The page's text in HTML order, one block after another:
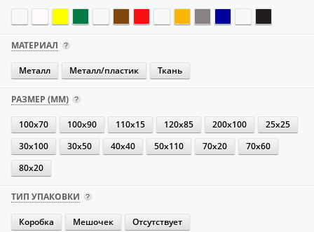
МАТЕРИАЛ
Металл Металл/пластик Ткань
РАЗМЕР (ММ)
100х70 100х90 110х15 120х85 200х100
25х25
30х100
30х50 40х40 50х110 70х20
70х60
80х20
ТИП УПАКОВКИ
Коробка Мешочек Отсутствует